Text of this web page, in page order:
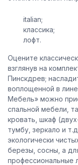
italian;
классика;
лофт.
Оцените
взглянув на
Пинскдрев;
воплощенной в
Мебель» можно
спальной мебели,
кровать, шкаф
тумбу, зеркало и
экологически
березы, сосны, а
профессиональные